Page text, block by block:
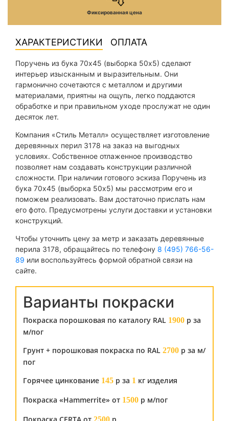
Фиксированная цена
ХАРАКТЕРИСТИКИ ОПЛАТА
Поручень из бука 70х45 (выборка 50х5) сделают
интерьер изысканным и выразительным. Они
гармонично сочетаются с металлом и другими
материалами, приятны на ощупь, легко поддаются
обработке и при правильном уходе прослужат не один
десяток лет.
Компания «Стиль Металл» осуществляет изготовление
деревянных перил 3178 на заказ на выгодных
условиях. Собственное отлаженное производство
позволяет нам создавать конструкции различной
сложности. При наличии готового эскиза Поручень из
бука 70х45 (выборка 50х5) мы рассмотрим его и
поможем реализовать. Вам достаточно прислать нам
его фото. Предусмотрены услуги доставки и установки
конструкций.
Чтобы уточнить цену за метр и заказать деревянные
перила 3178, обращайтесь по телефону 8 (495) 766-56-
89 или воспользуйтесь формой обратной связи на
сайте.
Варианты покраски
Покраска порошковая по каталогу RAL 1900 р за
м/пог
Грунт + порошковая покраска по RAL 2700 р за м/
пог
Горячее цинкование 145 р за 1 кг изделия
Покраска «Hammerrite» от 1500 р м/пог
2500